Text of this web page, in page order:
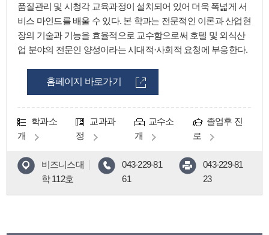
품질관리 및 시청각 교육과정이 설치되어 있어 더욱 폭넓게 서
비스 마인드를 배울 수 있다. 본 학과는 전문적인 이론과 산업현
장의 기술과 기능을 효율적으로 교수함으로써 호텔 및 외식산
업 분야의 전문인 양성이라는 시대적·사회적 요청에 부응한다.
홈페이지 바로가기
학과소
개
교과과
정
교수소
개
졸업후 진
로
비즈니스대
학 112호
043-229-81
61
043-229-81
23